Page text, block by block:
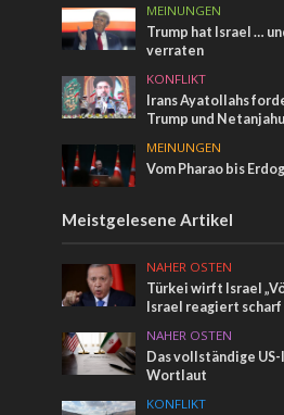
MEINUNGEN
Trump hat Israel …
verraten
KONFLIKT
Irans Ayatollahs
Trump und Netanjahu
MEINUNGEN
Vom Pharao bis
Meistgelesene Artikel
NAHER OSTEN
Türkei wirft Israel
Israel reagiert scharf
NAHER OSTEN
Das vollständige
Wortlaut
KONFLIKT